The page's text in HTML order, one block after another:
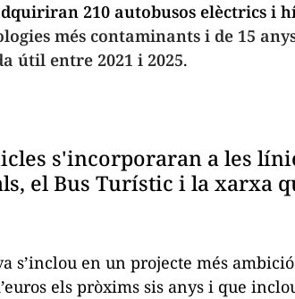
210 autobusos elèctrics i
més contaminants i de 15
útil entre 2021 i 2025.
s'incorporaran a les
el Bus Turístic i la xarxa
s’inclou en un projecte més
els pròxims sis anys i que